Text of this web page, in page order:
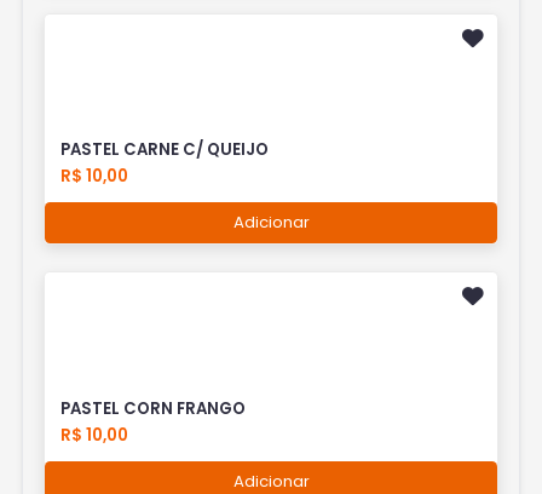
PASTEL CARNE C/ QUEIJO
R$ 10,00
Adicionar
PASTEL CORN FRANGO
R$ 10,00
Adicionar